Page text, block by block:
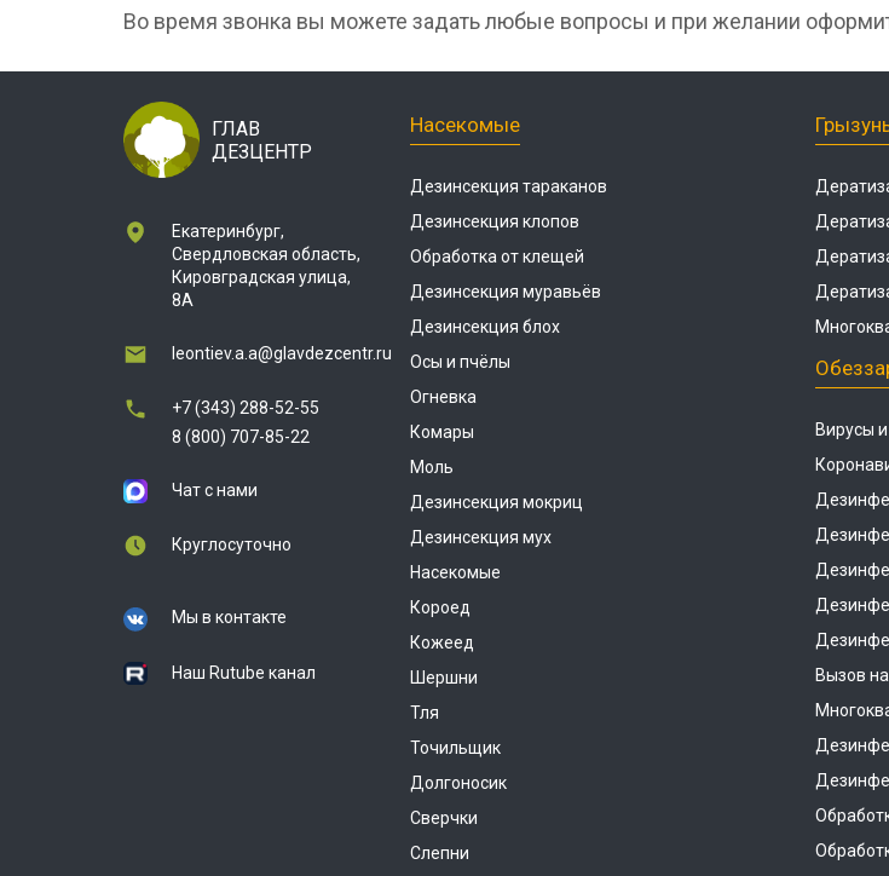
Во время звонка вы можете задать любые вопросы и при желании
ГЛАВ
ДЕЗЦЕНТР
Екатеринбург,
Свердловская область,
Кировградская улица,
8А
leontiev.a.a@glavdezcentr.ru
+7 (343) 288-52-55
8 (800) 707-85-22
Чат с нами
Круглосуточно
Мы в контакте
Наш Rutube канал
Насекомые
Дезинсекция тараканов
Дезинсекция клопов
Обработка от клещей
Дезинсекция муравьёв
Дезинсекция блох
Осы и пчёлы
Огневка
Комары
Моль
Дезинсекция мокриц
Дезинсекция мух
Насекомые
Короед
Кожеед
Шершни
Тля
Точильщик
Долгоносик
Сверчки
Слепни
Вирусы
Вызов